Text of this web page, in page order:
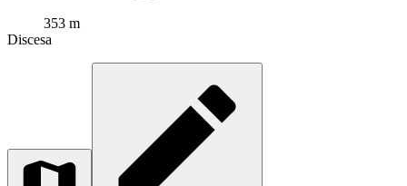
353 m
Discesa